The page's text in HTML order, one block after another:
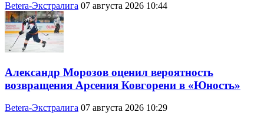
Betera-Экстралига 07 августа 2026 10:44
Александр Морозов оценил вероятность
возвращения Арсения Ковгорени в «Юность»
Betera-Экстралига 07 августа 2026 10:29